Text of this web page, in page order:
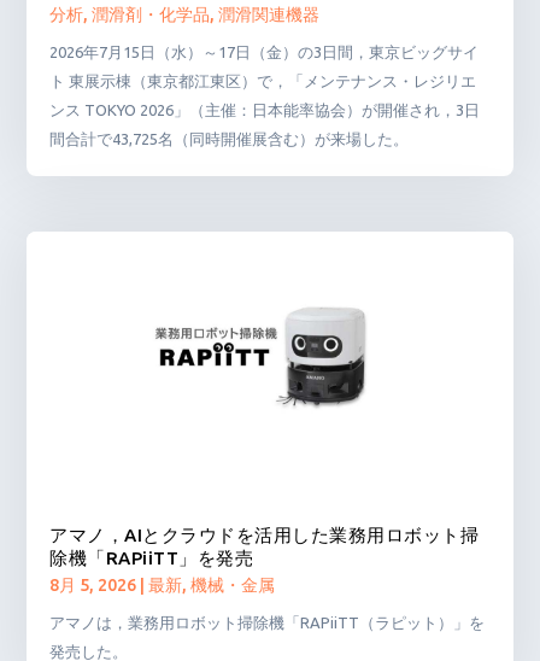
分析,潤滑剤・化学品,潤滑関連機器
2026年7月15日（水）～17日（金）の3日間，東京ビッグサイ
ト 東展示棟（東京都江東区）で，「メンテナンス・レジリエ
ンス TOKYO 2026」（主催：日本能率協会）が開催され，3日
間合計で43,725名（同時開催展含む）が来場した。
アマノ，AIとクラウドを活用した業務用ロボット掃
除機「RAPiiTT」を発売
8月 5, 2026 |最新,機械・金属
アマノは，業務用ロボット掃除機「RAPiiTT（ラピット）」を
発売した。